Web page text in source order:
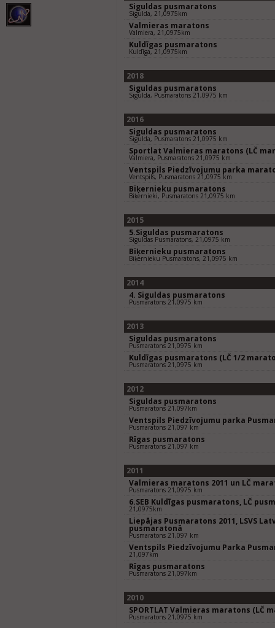
Siguldas pusmaratons
Sigulda, 21,0975km
Valmieras maratons
Valmiera, 21,0975km
Kuldīgas pusmaratons
Kuldīga, 21,0975km
2018
Siguldas pusmaratons
Sigulda, Pusmaratons 21,0975 km
2016
Siguldas pusmaratons
Sigulda, Pusmaratons 21,0975 km
Sportlat Valmieras maratons (LČ
Valmiera, Pusmaratons 21,0975 km
Ventspils Piedzīvojumu parka
Ventspils, Pusmaratons 21,0975 km
Biķernieku pusmaratons
Biķernieki, Pusmaratons 21,0975 km
2015
5.Siguldas pusmaratons
Siguldas Pusmaratons, 21,0975 km
Biķernieku pusmaratons
Biķernieku Pusmaratons, 21,0975 km
2014
4. Siguldas pusmaratons
Pusmaratons 21,0975 km
2013
Siguldas pusmaratons
Pusmaratons 21,0975 km
Kuldīgas pusmaratons (LČ 1/2
Pusmaratons 21,0975 km
2012
Siguldas pusmaratons
Pusmaratons 21,097km
Ventspils Piedzīvojumu parka
Pusmaratons 21,097 km
Rīgas pusmaratons
Pusmaratons 21,097 km
2011
Valmieras maratons 2011 un LČ
Pusmaratons 21,0975 km
6.SEB Kuldīgas pusmaratons, LČ
21,0975km
Liepājas Pusmaratons 2011, LSVS
pusmaratonā
Pusmaratons 21,097 km
Ventspils Piedzīvojumu Parka
21,097km
Rīgas pusmaratons
Pusmaratons 21,097km
2010
SPORTLAT Valmieras maratons (LČ
Pusmaratons 21,0975 km